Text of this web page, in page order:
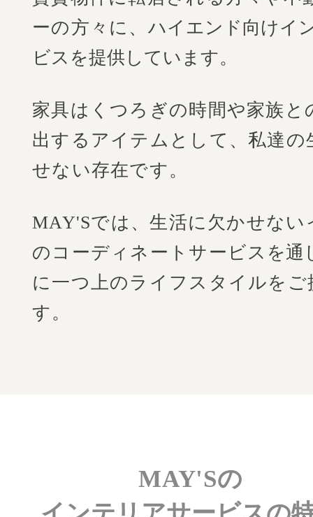
ーの方々に、 ハイエンド向けイ
ビスを提供しています。
家具はくつろぎの時間や家族と
出するアイテムとして、私達の
せない存在です。
MAY'Sでは、生活に欠かせない
のコーディネートサービス を通
に一つ上のライフスタイルをご
す。
MAY'Sの